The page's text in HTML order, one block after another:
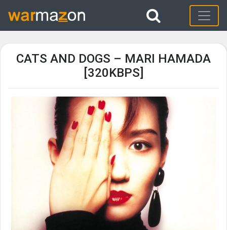
CATS AND DOGS – MARI HAMADA
[320KBPS]